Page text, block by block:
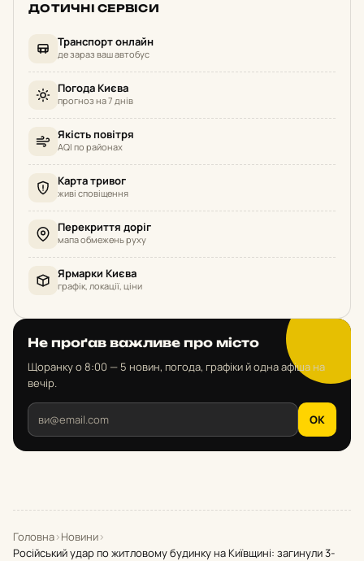
ДОТИЧНІ СЕРВІСИ
Транспорт онлайн
де зараз ваш автобус
Погода Києва
прогноз на 7 днів
Якість повітря
AQI по районах
Карта тривог
живі сповіщення
Перекриття доріг
мапа обмежень руху
Ярмарки Києва
графік, локації, ціни
Не проґав важливе про місто
Щоранку о 8:00 — 5 новин, погода, графіки й одна афіша на
вечір.
OK
Головна›Новини›
Російський удар по житловому будинку на Київщині: загинули 3-